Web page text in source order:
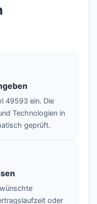
49593 ein. Die
Technologien in
geprüft.
oder